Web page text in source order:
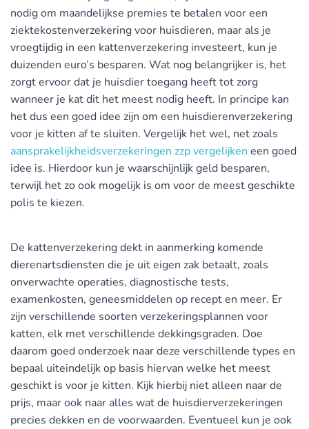
nodig om maandelijkse premies te betalen voor een
ziektekostenverzekering voor huisdieren, maar als je
vroegtijdig in een kattenverzekering investeert, kun je
duizenden euro’s besparen. Wat nog belangrijker is, het
zorgt ervoor dat je huisdier toegang heeft tot zorg
wanneer je kat dit het meest nodig heeft. In principe kan
het dus een goed idee zijn om een huisdierenverzekering
voor je kitten af te sluiten. Vergelijk het wel, net zoals
aansprakelijkheidsverzekeringen zzp vergelijken een goed
idee is. Hierdoor kun je waarschijnlijk geld besparen,
terwijl het zo ook mogelijk is om voor de meest geschikte
polis te kiezen.
De kattenverzekering dekt in aanmerking komende
dierenartsdiensten die je uit eigen zak betaalt, zoals
onverwachte operaties, diagnostische tests,
examenkosten, geneesmiddelen op recept en meer. Er
zijn verschillende soorten verzekeringsplannen voor
katten, elk met verschillende dekkingsgraden. Doe
daarom goed onderzoek naar deze verschillende types en
bepaal uiteindelijk op basis hiervan welke het meest
geschikt is voor je kitten. Kijk hierbij niet alleen naar de
prijs, maar ook naar alles wat de huisdierverzekeringen
precies dekken en de voorwaarden. Eventueel kun je ook